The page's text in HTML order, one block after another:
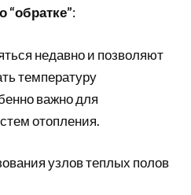
“обратке”:
недавно и позволяют
температуру
важно для
отопления.
узлов теплых полов